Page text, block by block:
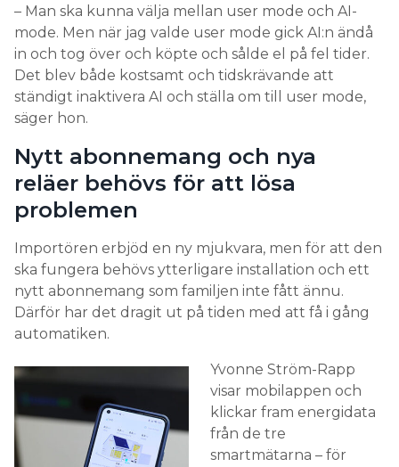
för elektriker. Dessutom finns många produkter på
marknaden, och elektriker kan omöjligt ha koll på
detaljerna i alla system.
Därför är det viktigt att välja en tillverkare som har
bra support – som snabbt svarar på mejl och telefon
och kan hjälpa till. Annars blir det besvärligt om det
uppstår tekniska problem.
– Uppgraderingar av mjukvaran görs till exempel av
tillverkaren. Då är det bra att informationen kring
få svar på frågor som uppstår.
4. Se till att ha alla
överenskommelser skriftliga
beställning. Se därför till att ha alla
överenskommelser skriftliga.
– ”Ett tips till kunder är att även läsa det finstilta i
offerter.” Där står till exempel om något faktureras
– Man ska kunna välja mellan user mode och AI-
mode. Men när jag valde user mode gick AI:n ändå
in och tog över och köpte och sålde el på fel tider.
Det blev både kostsamt och tidskrävande att
ständigt inaktivera AI och ställa om till user mode,
säger hon.
Nytt abonnemang och nya
reläer behövs för att lösa
problemen
Importören erbjöd en ny mjukvara, men för att den
ska fungera behövs ytterligare installation och ett
nytt abonnemang som familjen inte fått ännu.
Därför har det dragit ut på tiden med att få i gång
automatiken.
Yvonne Ström-Rapp
visar mobilappen och
klickar fram energidata
från de tre
smartmätarna – för